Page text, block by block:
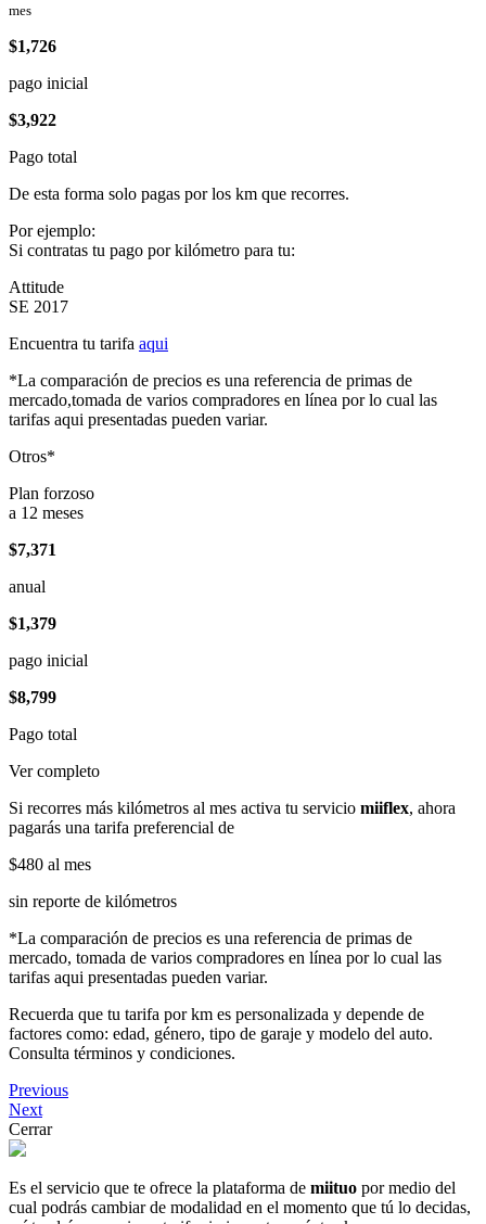
mes
$1,726
pago inicial
$3,922
Pago total
De esta forma solo pagas por los km que recorres.
Por ejemplo:
Si contratas tu pago por kilómetro para tu:
Attitude
SE 2017
Encuentra tu tarifa aqui
*La comparación de precios es una referencia de primas de
mercado,tomada de varios compradores en línea por lo cual las
tarifas aqui presentadas pueden variar.
Otros*
Plan forzoso
a 12 meses
$7,371
anual
$1,379
pago inicial
$8,799
Pago total
Ver completo
Si recorres más kilómetros al mes activa tu servicio miiflex, ahora
pagarás una tarifa preferencial de
$480 al mes
sin reporte de kilómetros
*La comparación de precios es una referencia de primas de
mercado, tomada de varios compradores en línea por lo cual las
tarifas aqui presentadas pueden variar.
Recuerda que tu tarifa por km es personalizada y depende de
factores como: edad, género, tipo de garaje y modelo del auto.
Consulta términos y condiciones.
Previous
Next
Cerrar
Es el servicio que te ofrece la plataforma de miituo por medio del
cual podrás cambiar de modalidad en el momento que tú lo decidas,